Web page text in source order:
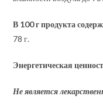
В 100 г продукта
78 г.
Энергетическая
Не является